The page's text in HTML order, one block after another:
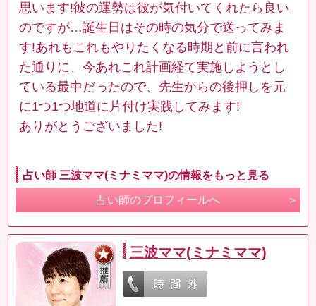
思います!彼の運勢は彼が気付いてくれたら良い
のですが…誕生日はその時の気分で送ってみま
す!あれもこれもやりたくなる時期と前に言われ
た通りに、今あれこれ計画経て実施しようとし
ている最中だったので、先生からの後押しを元
に1つ1つ地道に片付け実践してみます!
ありがとうございました!
占い師 三波ママ(ミナミママ)の情報をもっと見る
占い師のプロフィールへ
三波ママ(ミナミママ)